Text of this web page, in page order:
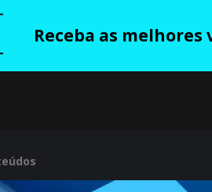
Receba as melhores